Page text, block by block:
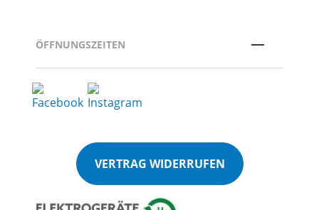
ÖFFNUNGSZEITEN
VERTRAG WIDERRUFEN